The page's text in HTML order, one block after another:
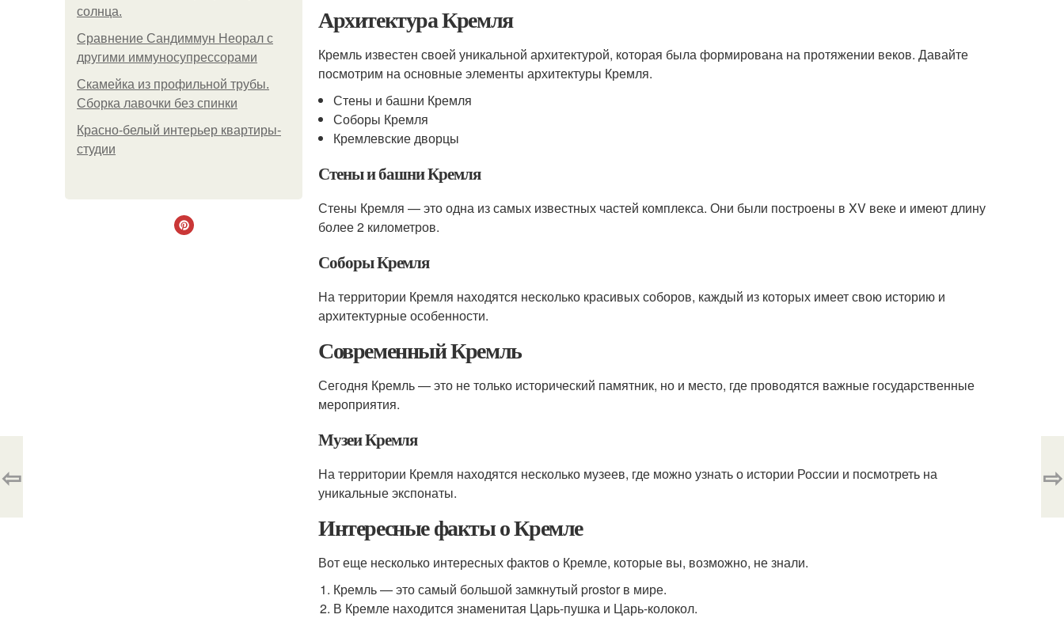
солнца.
Сравнение Сандиммун Неорал с
другими иммуносупрессорами
Скамейка из профильной трубы.
Сборка лавочки без спинки
Красно-белый интерьер квартиры-
студии
Архитектура Кремля
Кремль известен своей уникальной архитектурой, которая была формирована на протяжении веков. Давайте
посмотрим на основные элементы архитектуры Кремля.
Стены и башни Кремля
Соборы Кремля
Кремлевские дворцы
Стены и башни Кремля
Стены Кремля — это одна из самых известных частей комплекса. Они были построены в XV веке и имеют длину
более 2 километров.
Соборы Кремля
На территории Кремля находятся несколько красивых соборов, каждый из которых имеет свою историю и
архитектурные особенности.
Современный Кремль
Сегодня Кремль — это не только исторический памятник, но и место, где проводятся важные государственные
мероприятия.
Музеи Кремля
На территории Кремля находятся несколько музеев, где можно узнать о истории России и посмотреть на
уникальные экспонаты.
Интересные факты о Кремле
Вот еще несколько интересных фактов о Кремле, которые вы, возможно, не знали.
Кремль — это самый большой замкнутый prostor в мире.
В Кремле находится знаменитая Царь-пушка и Царь-колокол.
⇦ ⇨